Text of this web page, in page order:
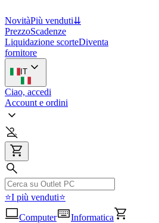
NovitàPiù venduti⇊
PrezzoScadenze
Liquidazione scorteDiventa
fornitore
IT
Ciao, accedi
Account e ordini
⭐I più venduti⭐
Computer
Informatica